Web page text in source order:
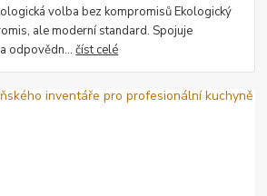
volba bez kompromisů Ekologický
ale moderní standard. Spojuje
odpovědn...číst celé